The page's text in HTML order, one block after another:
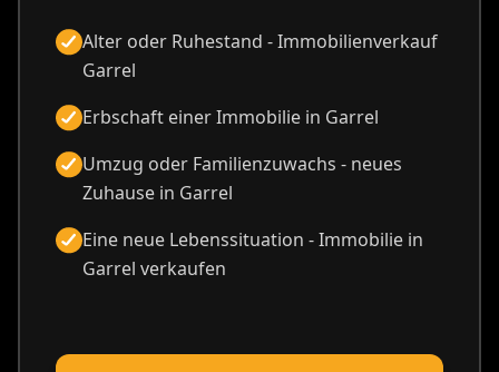
Alter oder Ruhestand - Immobilienverkauf
Garrel
Erbschaft einer Immobilie in Garrel
Umzug oder Familienzuwachs - neues
Zuhause in Garrel
Eine neue Lebenssituation - Immobilie in
Garrel verkaufen